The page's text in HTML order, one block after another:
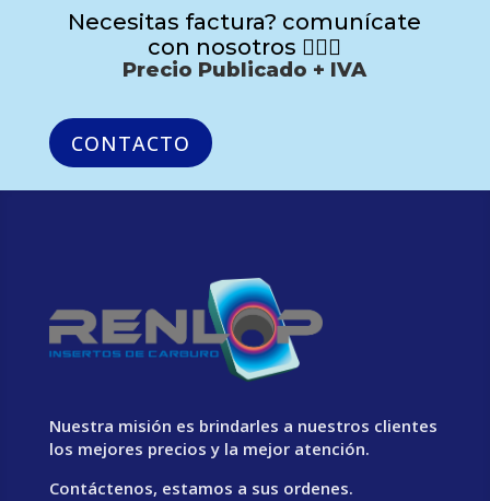
Necesitas factura? comunícate
con nosotros 🙋🏻‍♂️
Precio Publicado + IVA
CONTACTO
Nuestra misión es brindarles a nuestros clientes
los mejores precios y la mejor atención.
Contáctenos, estamos a sus ordenes.